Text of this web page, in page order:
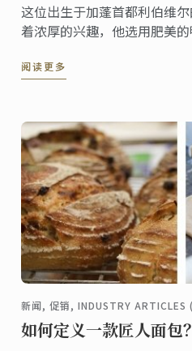
这位出生于加蓬首都利伯维
着浓厚的兴趣，他选用肥美
阅读更多
新闻, 促销, INDUSTRY ARTICLES
如何定义一款匠人面包？